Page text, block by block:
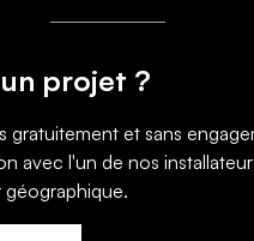
projet ?
gratuitement et sans
avec l'un de nos